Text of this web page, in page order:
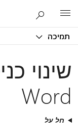
תמיכה
שינוי
Word
חל על